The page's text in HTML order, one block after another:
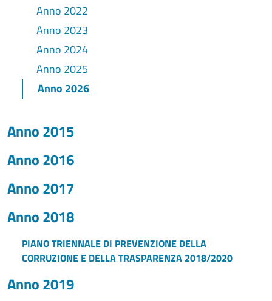
Anno 2022
Anno 2023
Anno 2024
Anno 2025
Anno 2026
Anno 2015
Anno 2016
Anno 2017
Anno 2018
PIANO TRIENNALE DI PREVENZIONE DELLA
CORRUZIONE E DELLA TRASPARENZA 2018/2020
Anno 2019